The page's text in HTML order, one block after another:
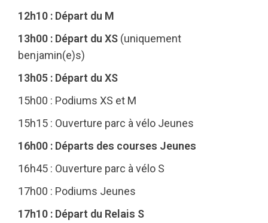
12h10 : Départ du M
13h00 : Départ du XS (uniquement
benjamin(e)s)
13h05 : Départ du XS
15h00 : Podiums XS et M
15h15 : Ouverture parc à vélo Jeunes
16h00 : Départs des courses Jeunes
16h45 : Ouverture parc à vélo S
17h00 : Podiums Jeunes
17h10 : Départ du Relais S